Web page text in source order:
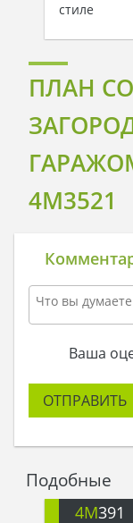
стиле
ПЛАН
4M3521
Ваша
ОТПРАВИТЬ
Подобные
4M391